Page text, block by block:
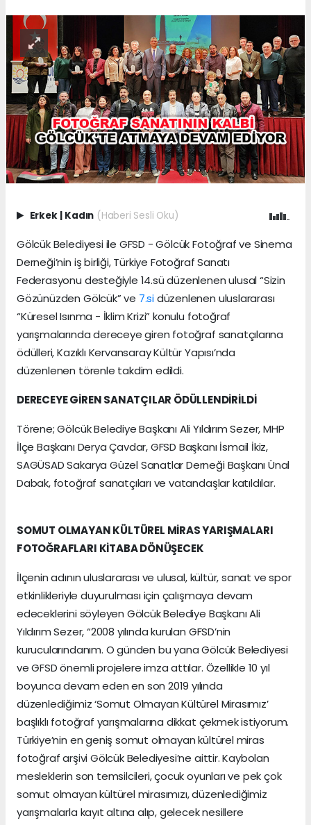
Erkek | Kadın (Haberi Sesli Oku)
Gölcük Belediyesi ile GFSD - Gölcük Fotoğraf ve Sinema
Derneği’nin iş birliği, Türkiye Fotoğraf Sanatı
Federasyonu desteğiyle 14.sü düzenlenen ulusal “Sizin
Gözünüzden Gölcük” ve 7.sidüzenlenen uluslararası
“Küresel Isınma - İklim Krizi” konulu fotoğraf
yarışmalarında dereceye giren fotoğraf sanatçılarına
ödülleri, Kazıklı Kervansaray Kültür Yapısı’nda
düzenlenen törenle takdim edildi.
DERECEYE GİREN SANATÇILAR ÖDÜLLENDİRİLDİ
Törene; Gölcük Belediye Başkanı Ali Yıldırım Sezer, MHP
İlçe Başkanı Derya Çavdar, GFSD Başkanı İsmail İkiz,
SAGÜSAD Sakarya Güzel Sanatlar Derneği Başkanı Ünal
Dabak, fotoğraf sanatçıları ve vatandaşlar katıldılar.
SOMUT OLMAYAN KÜLTÜREL MİRAS YARIŞMALARI
FOTOĞRAFLARI KİTABA DÖNÜŞECEK
İlçenin adının uluslararası ve ulusal, kültür, sanat ve spor
etkinlikleriyle duyurulması için çalışmaya devam
edeceklerini söyleyen Gölcük Belediye Başkanı Ali
Yıldırım Sezer, “2008 yılında kurulan GFSD’nin
kurucularındanım. O günden bu yana Gölcük Belediyesi
ve GFSD önemli projelere imza attılar. Özellikle 10 yıl
boyunca devam eden en son 2019 yılında
düzenlediğimiz ‘Somut Olmayan Kültürel Mirasımız’
başlıklı fotoğraf yarışmalarına dikkat çekmek istiyorum.
Türkiye’nin en geniş somut olmayan kültürel miras
fotoğraf arşivi Gölcük Belediyesi’ne aittir. Kaybolan
mesleklerin son temsilcileri, çocuk oyunları ve pek çok
somut olmayan kültürel mirasımızı, düzenlediğimiz
yarışmalarla kayıt altına alıp, gelecek nesillere